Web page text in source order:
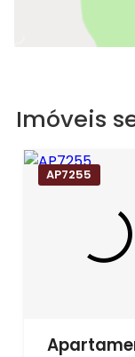
Imóveis
AP7255